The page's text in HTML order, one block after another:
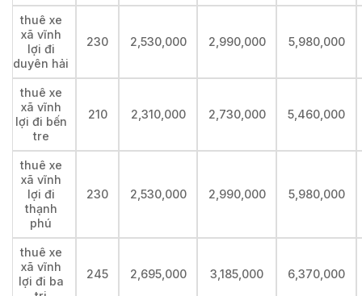
thuê xe
xã vĩnh
lợi đi
duyên hải
230 2,530,000 2,990,000 5,980,000
thuê xe
xã vĩnh
lợi đi bến
tre
210 2,310,000 2,730,000 5,460,000
thuê xe
xã vĩnh
lợi đi
thạnh
phú
230 2,530,000 2,990,000 5,980,000
thuê xe
xã vĩnh
lợi đi ba
245 2,695,000 3,185,000 6,370,000